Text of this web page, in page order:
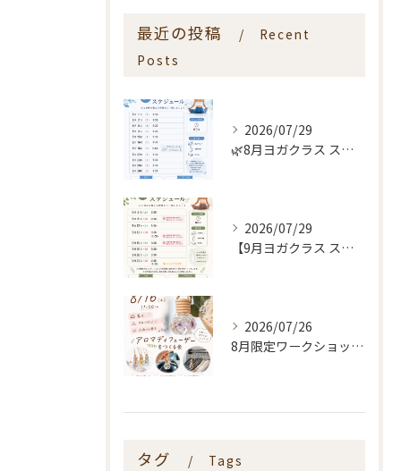
最近の投稿
Recent
Posts
2026/07/29
🌿8月ヨガクラス スケジュールのお知らせ🌿
2026/07/29
【9月ヨガクラス スケジュールのお知らせ🌿】
2026/07/26
8月限定ワークショップ🌿🫧
タグ Tags